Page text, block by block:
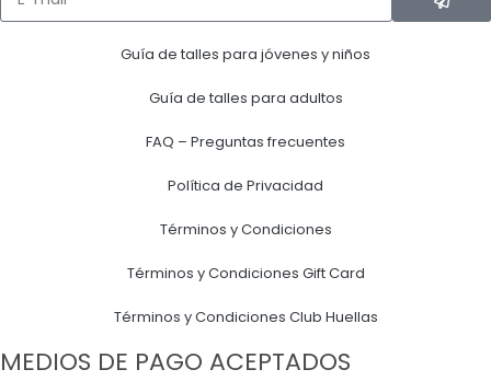
Guía de talles para jóvenes y niños
Guía de talles para adultos
FAQ – Preguntas frecuentes
Política de Privacidad
Términos y Condiciones
Términos y Condiciones Gift Card
Términos y Condiciones Club Huellas
MEDIOS DE PAGO ACEPTADOS